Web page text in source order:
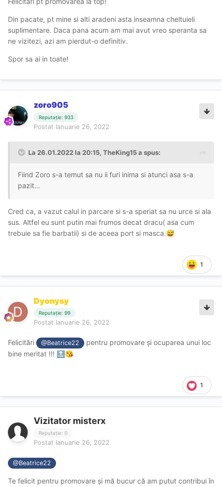
Din pacate, pt mine si alti aradeni asta inseamna cheltuieli
suplimentare. Daca pana acum am mai avut vreo speranta sa
ne vizitezi, azi am pierdut-o definitiv.
Spor sa ai in toate!
zoro905
Reputație: 933
Postat Ianuarie 26, 2022
La 26.01.2022 la 20:15, TheKing15a spus:
Fiind Zoro s-a temut sa nu ii furi inima si atunci asa s-a
pazit…
Cred ca, a vazut calul in parcare si s-a speriat sa nu urce si ala
sus. Altfel eu sunt putin mai frumos decat dracu( asa cum
trebuie sa fie barbatii) si de aceea port si masca.😅
1
Dyonysy
Reputație: 99
Postat Ianuarie 26, 2022
Felicitări @Beatrice22
pentru promovare și ocuparea unui loc
bine meritat !!! 🔝 😘
1
Vizitator misterx
Reputație: 0
Postat Ianuarie 26, 2022
@Beatrice22
Te felicit pentru promovare și mă bucur că am putut contribui în